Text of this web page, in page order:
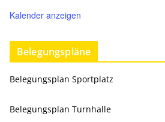
Kalender anzeigen
Belegungspläne
Belegungsplan Sportplatz
Belegungsplan Turnhalle